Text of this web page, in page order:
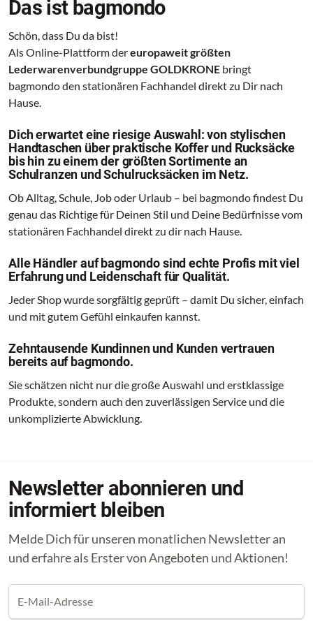
Das ist bagmondo
Schön, dass Du da bist!
Als Online-Plattform dereuropaweit größten
Lederwarenverbundgruppe GOLDKRONE bringt
bagmondo den stationären Fachhandel direkt zu Dir nach
Hause.
Dich erwartet eine riesige Auswahl: von stylischen
Handtaschen über praktische Koffer und Rucksäcke
bis hin zu einem der größten Sortimente an
Schulranzen und Schulrucksäcken im Netz.
Ob Alltag, Schule, Job oder Urlaub – bei bagmondo findest Du
genau das Richtige für Deinen Stil und Deine Bedürfnisse vom
stationären Fachhandel direkt zu dir nach Hause.
Alle Händler auf bagmondo sind echte Profis mit viel
Erfahrung und Leidenschaft für Qualität.
Jeder Shop wurde sorgfältig geprüft – damit Du sicher, einfach
und mit gutem Gefühl einkaufen kannst.
Zehntausende Kundinnen und Kunden vertrauen
bereits auf bagmondo.
Sie schätzen nicht nur die große Auswahl und erstklassige
Produkte, sondern auch den zuverlässigen Service und die
unkomplizierte Abwicklung.
Newsletter abonnieren und
informiert bleiben
Melde Dich für unseren monatlichen Newsletter an
und erfahre als Erster von Angeboten und Aktionen!